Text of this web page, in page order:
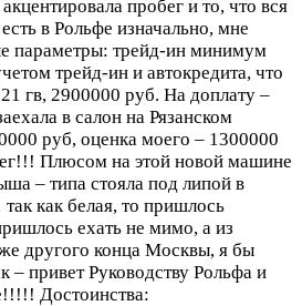
пробег и то, что вся
в Рольфе изначально, мне
параметры: трейд-ин минимум
трейд-ин и автокредита, что
гв, 2900000 руб. На доплату –
в салон на Рязанском
руб, оценка моего – 1300000
Плюсом на этой новой машине
– типа стояла под липой в
как белая, то пришлось
ехать не мимо, а из
другого конца Москвы, я бы
– привет Руководству Рольфа и
Достоинства: